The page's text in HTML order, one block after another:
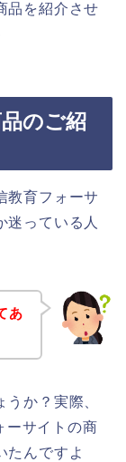
品を紹介させ
のご紹
教育フォーサ
迷っている人
あ
か？実際、
ーサイトの商
たんですよ